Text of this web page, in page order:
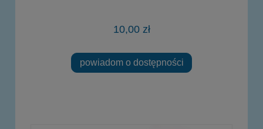
10,00 zł
powiadom o dostępności